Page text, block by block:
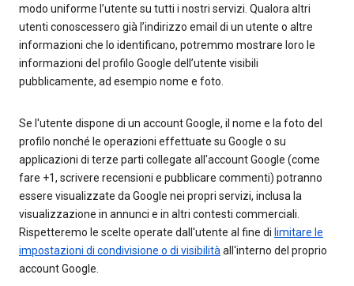
modo uniforme l’utente su tutti i nostri servizi. Qualora altri
utenti conoscessero già l’indirizzo email di un utente o altre
informazioni che lo identificano, potremmo mostrare loro le
informazioni del profilo Google dell’utente visibili
pubblicamente, ad esempio nome e foto.
Se l'utente dispone di un account Google, il nome e la foto del
profilo nonché le operazioni effettuate su Google o su
applicazioni di terze parti collegate all'account Google (come
fare +1, scrivere recensioni e pubblicare commenti) potranno
essere visualizzate da Google nei propri servizi, inclusa la
visualizzazione in annunci e in altri contesti commerciali.
Rispetteremo le scelte operate dall'utente al fine di limitare le
impostazioni di condivisione o di visibilitàall'interno del proprio
account Google.